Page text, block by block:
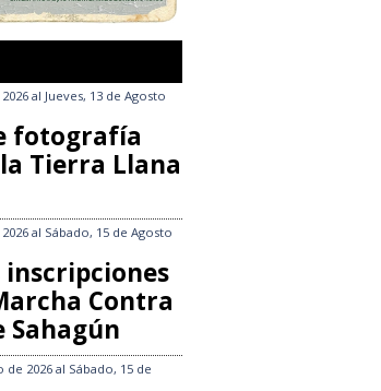
al Jueves, 13 de Agosto
fotografía
Tierra Llana
al Sábado, 15 de Agosto
Contra
Sahagún
de 2026al Sábado, 15 de